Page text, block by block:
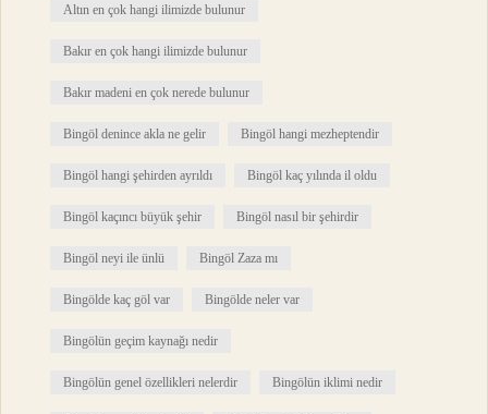
Altın en çok hangi ilimizde bulunur
Bakır en çok hangi ilimizde bulunur
Bakır madeni en çok nerede bulunur
Bingöl denince akla ne gelir Bingöl hangi mezheptendir
Bingöl hangi şehirden ayrıldı Bingöl kaç yılında il oldu
Bingöl kaçıncı büyük şehir Bingöl nasıl bir şehirdir
Bingöl neyi ile ünlü Bingöl Zaza mı
Bingölde kaç göl var Bingölde neler var
Bingölün geçim kaynağı nedir
Bingölün genel özellikleri nelerdir Bingölün iklimi nedir